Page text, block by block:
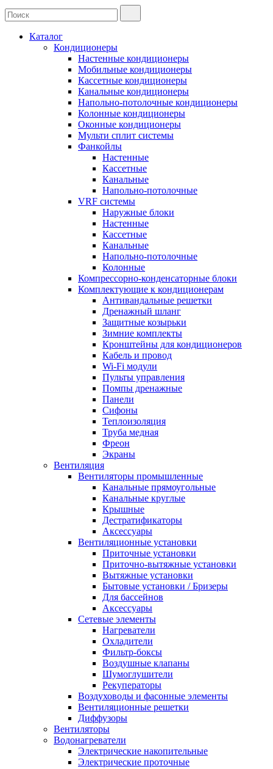
Каталог
Кондиционеры
Настенные кондиционеры
Мобильные кондиционеры
Кассетные кондиционеры
Канальные кондиционеры
Напольно-потолочные кондиционеры
Колонные кондиционеры
Оконные кондиционеры
Мульти сплит системы
Фанкойлы
Настенные
Кассетные
Канальные
Напольно-потолочные
VRF системы
Наружные блоки
Настенные
Кассетные
Канальные
Напольно-потолочные
Колонные
Компрессорно-конденсаторные блоки
Комплектующие к кондиционерам
Антивандальные решетки
Дренажный шланг
Защитные козырьки
Зимние комплекты
Кронштейны для кондиционеров
Кабель и провод
Wi-Fi модули
Пульты управления
Помпы дренажные
Панели
Сифоны
Теплоизоляция
Труба медная
Фреон
Экраны
Вентиляция
Вентиляторы промышленные
Канальные прямоугольные
Канальные круглые
Крышные
Дестратификаторы
Аксессуары
Вентиляционные установки
Приточные установки
Приточно-вытяжные установки
Вытяжные установки
Бытовые установки / Бризеры
Для бассейнов
Аксессуары
Сетевые элементы
Нагреватели
Охладители
Фильтр-боксы
Воздушные клапаны
Шумоглушители
Рекуператоры
Воздуховоды и фасонные элементы
Вентиляционные решетки
Диффузоры
Вентиляторы
Водонагреватели
Электрические накопительные
Электрические проточные